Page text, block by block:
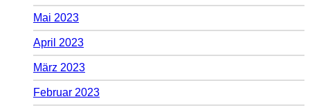
Mai 2023
April 2023
März 2023
Februar 2023